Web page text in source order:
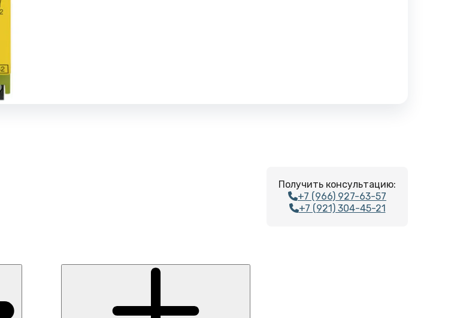
Получить консультацию:
+7 (966) 927-63-57
+7 (921) 304-45-21